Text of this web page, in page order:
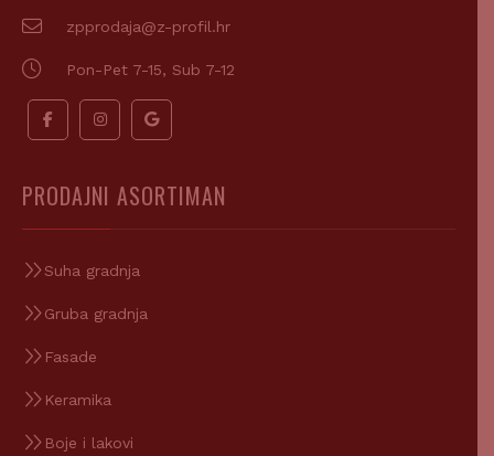
zpprodaja@z-profil.hr
Pon-Pet 7-15, Sub 7-12
PRODAJNI ASORTIMAN
Suha gradnja
Gruba gradnja
Fasade
Keramika
Boje i lakovi